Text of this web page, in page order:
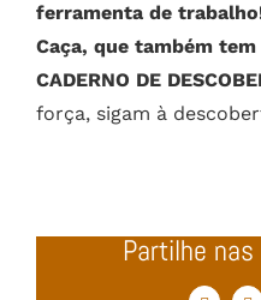
ferramenta de
Caça, que também
CADERNO DE
força, sigam à
Partilhe